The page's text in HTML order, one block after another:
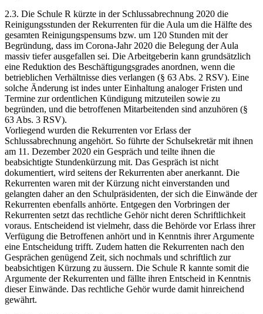
2.3. Die Schule R kürzte in der Schlussabrechnung 2020 die
Reinigungsstunden der Rekurrenten für die Aula um die Hälfte des
gesamten Reinigungspensums bzw. um 120 Stunden mit der
Begründung, dass im Corona-Jahr 2020 die Belegung der Aula
massiv tiefer ausgefallen sei. Die Arbeitgeberin kann grundsätzlich
eine Reduktion des Beschäftigungsgrades anordnen, wenn die
betrieblichen Verhältnisse dies verlangen (§ 63 Abs. 2 RSV). Eine
solche Änderung ist indes unter Einhaltung analoger Fristen und
Termine zur ordentlichen Kündigung mitzuteilen sowie zu
begründen, und die betroffenen Mitarbeitenden sind anzuhören (§
63 Abs. 3 RSV).
Vorliegend wurden die Rekurrenten vor Erlass der
Schlussabrechnung angehört. So führte der Schulsekretär mit ihnen
am 11. Dezember 2020 ein Gespräch und teilte ihnen die
beabsichtigte Stundenkürzung mit. Das Gespräch ist nicht
dokumentiert, wird seitens der Rekurrenten aber anerkannt. Die
Rekurrenten waren mit der Kürzung nicht einverstanden und
gelangten daher an den Schulpräsidenten, der sich die Einwände der
Rekurrenten ebenfalls anhörte. Entgegen den Vorbringen der
Rekurrenten setzt das rechtliche Gehör nicht deren Schriftlichkeit
voraus. Entscheidend ist vielmehr, dass die Behörde vor Erlass ihrer
Verfügung die Betroffenen anhört und in Kenntnis ihrer Argumente
eine Entscheidung trifft. Zudem hatten die Rekurrenten nach den
Gesprächen genügend Zeit, sich nochmals und schriftlich zur
beabsichtigen Kürzung zu äussern. Die Schule R kannte somit die
Argumente der Rekurrenten und fällte ihren Entscheid in Kenntnis
dieser Einwände. Das rechtliche Gehör wurde damit hinreichend
gewährt.